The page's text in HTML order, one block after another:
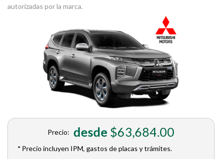
autorizadas por la marca.
Precio: desde $63,684.00
* Precio incluyen IPM, gastos de placas y trámites.